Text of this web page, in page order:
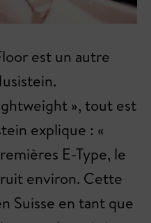
est un autre
», tout est
explique : «
E-Type, le
environ. Cette
Suisse en tant que